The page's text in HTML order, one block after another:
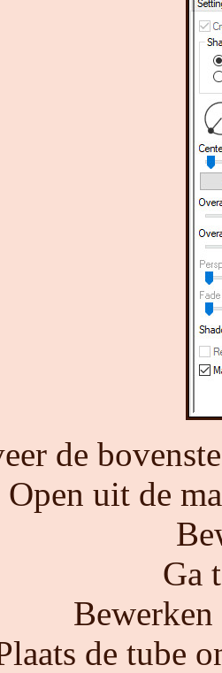
de
Open uit de
Ga
de tube